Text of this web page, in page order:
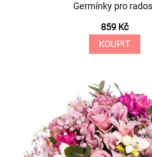
Germínky pro
859 Kč
KOUPIT